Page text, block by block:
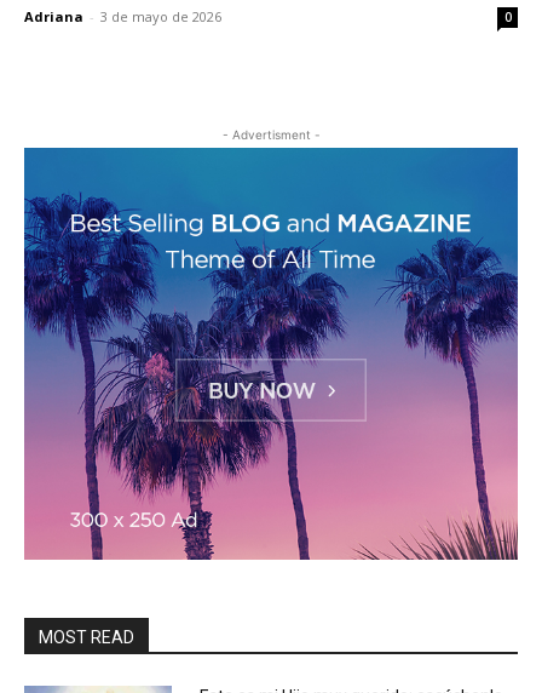
Adriana - 3 de mayo de 2026 0
- Advertisment -
MOST READ